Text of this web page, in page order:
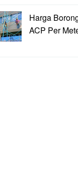
Harga
ACP Per